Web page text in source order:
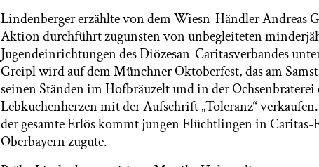
Lindenberger erzählte von dem Wiesn-Händler Andreas
Aktion durchführt zugunsten von unbegleiteten
Jugendeinrichtungen des Diözesan-Caritasverbandes
Greipl wird auf dem Münchner Oktoberfest, das am
seinen Ständen im Hofbräuzelt und in der
Lebkuchenherzen mit der Aufschrift „Toleranz“
der gesamte Erlös kommt jungen Flüchtlingen in
Oberbayern zugute.